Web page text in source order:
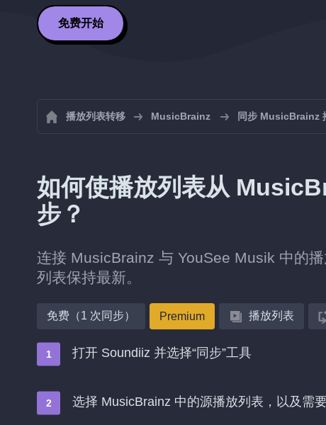
免费开始
播放列表转移 MusicBrainz 同步 MusicBrainz
如何使播放列表从
步？
连接 MusicBrainz 与 YouSee Musik 中的
列表保持最新。
免费（1 次同步） Premium 播放列表
打开 Soundiiz 并选择“同步”工具
选择 MusicBrainz 中的源播放列表，以及需